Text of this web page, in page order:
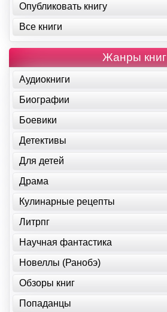
Опубликовать книгу
Все книги
Жанры книг
Аудиокниги
Биографии
Боевики
Детективы
Для детей
Драма
Кулинарные рецепты
Литрпг
Научная фантастика
Новеллы (Ранобэ)
Обзоры книг
Попаданцы